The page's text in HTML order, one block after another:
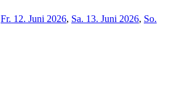
Fr. 12. Juni 2026, Sa. 13. Juni 2026, So.